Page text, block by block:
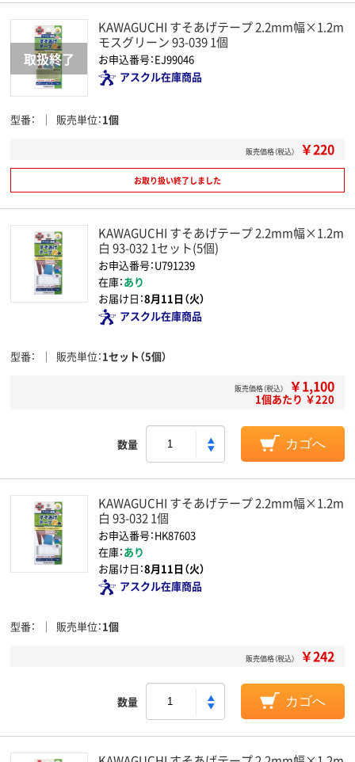
KAWAGUCHI すそあげテープ 2.2mm幅×1.2m
モスグリーン 93-039 1個
お申込番号：EJ99046
アスクル在庫商品
型番 販売単位 1個
販売価格（税込） ￥220
お取り扱い終了しました
KAWAGUCHI すそあげテープ 2.2mm幅×1.2m
白 93-032 1セット(5個)
お申込番号：U791239
在庫：あり
お届け日：8月11日（火）
アスクル在庫商品
型番 販売単位 1セット（5個）
販売価格（税込） ￥1,100
1個あたり ￥220
数量 カゴへ
KAWAGUCHI すそあげテープ 2.2mm幅×1.2m
白 93-032 1個
お申込番号：HK87603
在庫：あり
お届け日：8月11日（火）
アスクル在庫商品
型番 販売単位 1個
販売価格（税込） ￥242
数量 カゴへ